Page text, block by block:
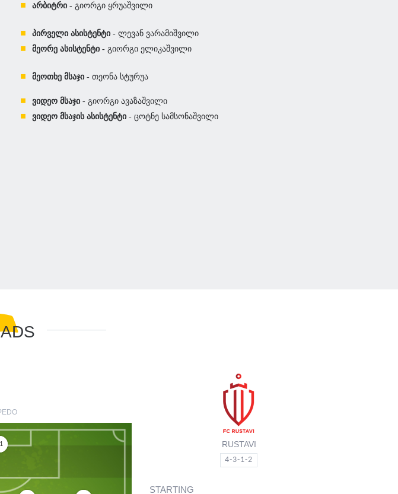
არბიტრი - გიორგი ყრუაშვილი
პირველი ასისტენტი - ლევან ვარამიშვილი
მეორე ასისტენტი - გიორგი ელიკაშვილი
მეოთხე მსაჯი - თეონა სტურუა
ვიდეო მსაჯი - გიორგი ავაზაშვილი
ვიდეო მსაჯის ასისტენტი - ცოტნე სამსონაშვილი
RUSTAVI
4-3-1-2
STARTING